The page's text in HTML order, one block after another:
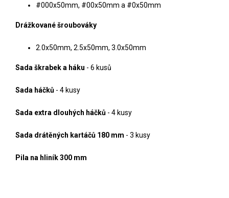
#000x50mm, #00x50mm a #0x50mm
Drážkované šroubováky
2.0x50mm, 2.5x50mm, 3.0x50mm
Sada škrabek a háku - 6 kusů
Sada háčků - 4 kusy
Sada extra dlouhých háčků - 4 kusy
Sada drátěných kartáčů 180 mm - 3 kusy
Pila na hliník 300 mm